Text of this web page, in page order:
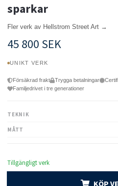
sparkar
Fler verk av Hellstrom Street Art →
45 800 SEK
UNIKT VERK
Försäkrad frakt Trygga betalningar
Familjedrivet i tre generationer
TEKNIK
MÅTT
Tillgängligt verk
KÖP